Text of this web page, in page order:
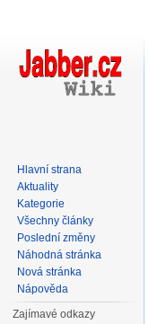
Hlavní strana
Aktuality
Kategorie
Všechny články
Poslední změny
Náhodná stránka
Nová stránka
Nápověda
Zajímavé odkazy